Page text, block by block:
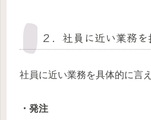
２．社員に近い業務を
社員に近い業務を具体的に言
・発注